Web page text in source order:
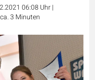
06:08 Uhr|
3 Minuten